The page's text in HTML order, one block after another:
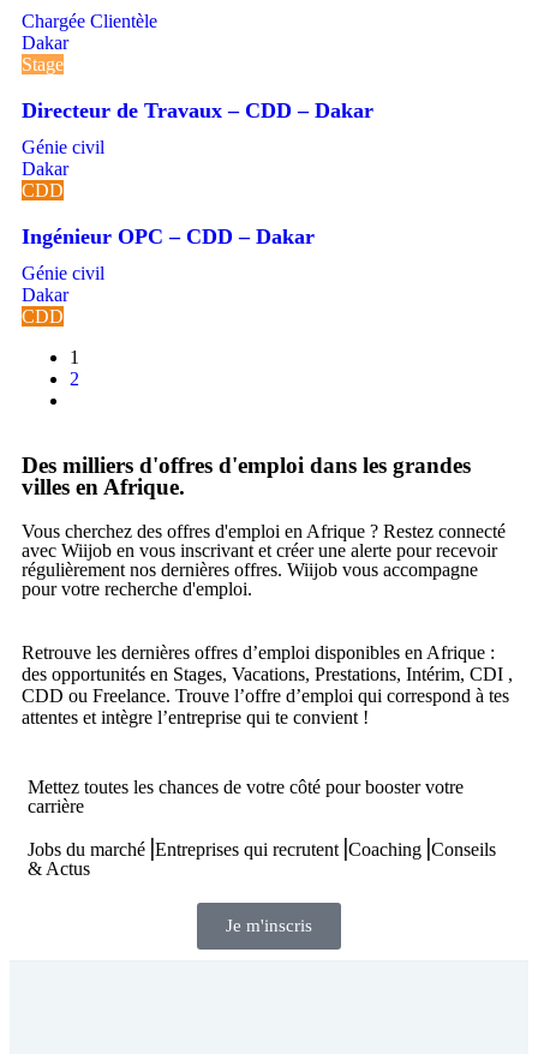
Chargée Clientèle
Dakar
Stage
Directeur de Travaux – CDD – Dakar
Génie civil
Dakar
CDD
Ingénieur OPC – CDD – Dakar
Génie civil
Dakar
CDD
1
2
Des milliers d'offres d'emploi dans les grandes
villes en Afrique.
Vous cherchez des offres d'emploi en Afrique ? Restez connecté
avec Wiijob en vous inscrivant et créer une alerte pour recevoir
régulièrement nos dernières offres. Wiijob vous accompagne
pour votre recherche d'emploi.
Retrouve les dernières offres d’emploi disponibles en Afrique :
des opportunités en Stages, Vacations, Prestations, Intérim, CDI ,
CDD ou Freelance. Trouve l’offre d’emploi qui correspond à tes
attentes et intègre l’entreprise qui te convient !
Mettez toutes les chances de votre côté pour booster votre
carrière
Jobs du marché⎟Entreprises qui recrutent⎟Coaching⎟Conseils
& Actus
Je m'inscris